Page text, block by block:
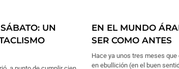
UN
EN EL MUNDO
SER COMO ANTES
Hace ya unos tres meses
en ebullición (en el buen